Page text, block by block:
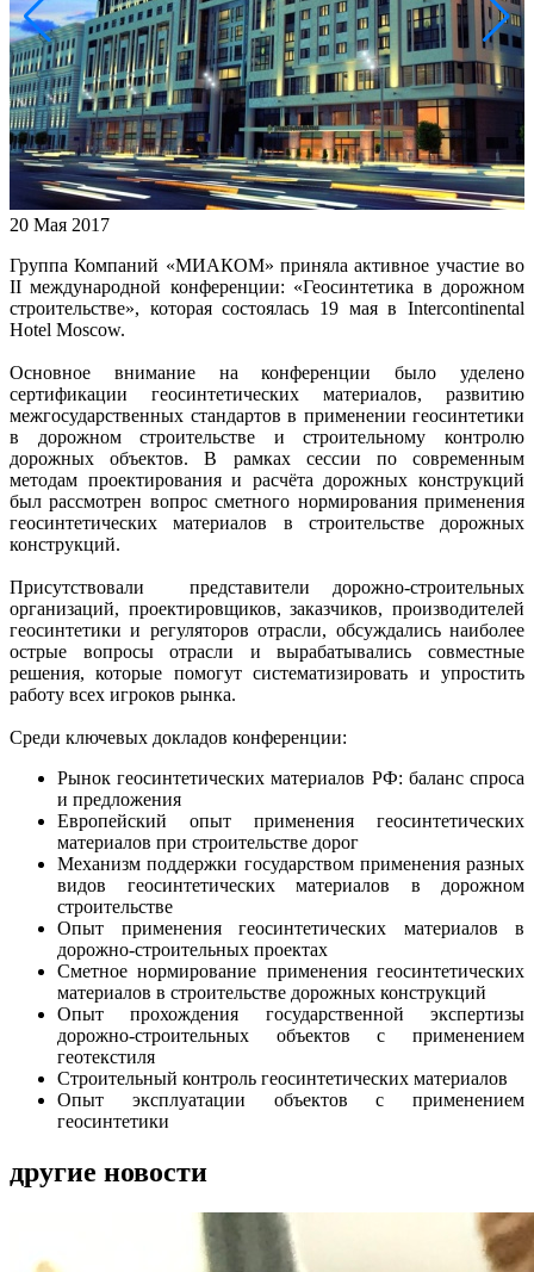
20 Мая 2017
Группа Компаний «МИАКОМ» приняла активное участие во
II международной конференции: «Геосинтетика в дорожном
строительстве», которая состоялась 19 мая в Intercontinental
Hotel Moscow.
Основное внимание на конференции было уделено
сертификации геосинтетических материалов, развитию
межгосударственных стандартов в применении геосинтетики
в дорожном строительстве и строительному контролю
дорожных объектов. В рамках сессии по современным
методам проектирования и расчёта дорожных конструкций
был рассмотрен вопрос сметного нормирования применения
геосинтетических материалов в строительстве дорожных
конструкций.
Присутствовали представители дорожно-строительных
организаций, проектировщиков, заказчиков, производителей
геосинтетики и регуляторов отрасли, обсуждались наиболее
острые вопросы отрасли и вырабатывались совместные
решения, которые помогут систематизировать и упростить
работу всех игроков рынка.
Среди ключевых докладов конференции:
Рынок геосинтетических материалов РФ: баланс спроса
и предложения
Европейский опыт применения геосинтетических
материалов при строительстве дорог
Механизм поддержки государством применения разных
видов геосинтетических материалов в дорожном
строительстве
Опыт применения геосинтетических материалов в
дорожно-строительных проектах
Сметное нормирование применения геосинтетических
материалов в строительстве дорожных конструкций
Опыт прохождения государственной экспертизы
дорожно-строительных объектов с применением
геотекстиля
Строительный контроль геосинтетических материалов
Опыт эксплуатации объектов с применением
геосинтетики
другие новости